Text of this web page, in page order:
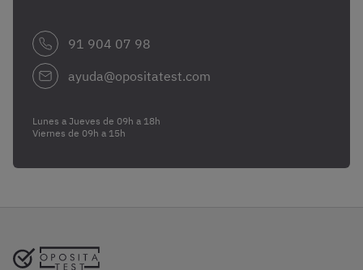
91 904 07 98
ayuda@opositatest.com
Lunes a Jueves de 09h a 18h
Viernes de 09h a 15h